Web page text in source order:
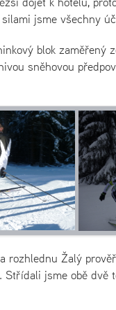
jsme všechny
blok
sněhovou
rozhlednu Žalý
jsme obě dvě